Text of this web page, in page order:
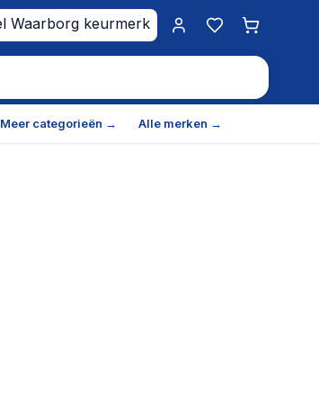
Mijn account
Favorieten
Meer categorieën → Alle merken →